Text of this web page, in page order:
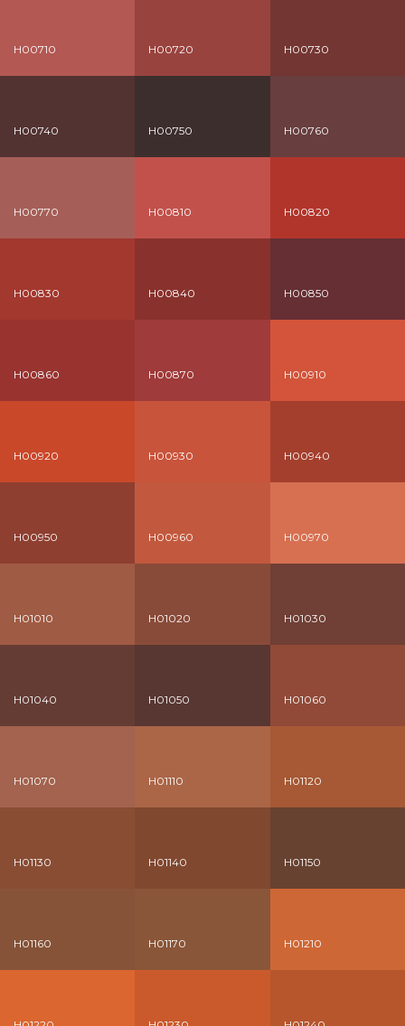
H00710 H00720 H00730
H00740 H00750 H00760
H00770 H00810 H00820
H00830 H00840 H00850
H00860 H00870 H00910
H00920 H00930 H00940
H00950 H00960 H00970
H01010 H01020 H01030
H01040 H01050 H01060
H01070 H01110 H01120
H01130 H01140 H01150
H01160 H01170 H01210